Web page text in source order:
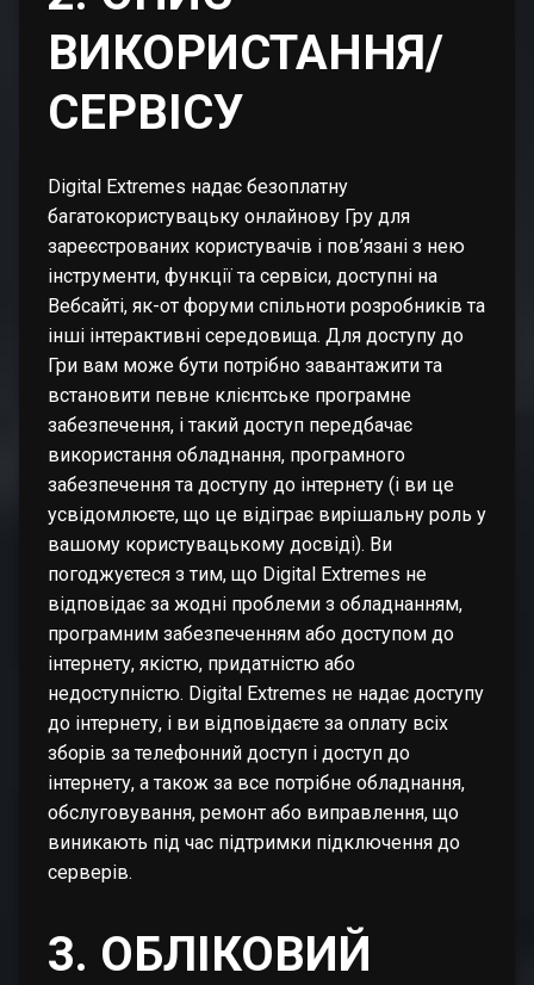
ВИКОРИСТАННЯ/
СЕРВІСУ
Digital Extremes надає безоплатну
багатокористувацьку онлайнову Гру для
зареєстрованих користувачів і пов’язані з нею
інструменти, функції та сервіси, доступні на
Вебсайті, як-от форуми спільноти розробників та
інші інтерактивні середовища. Для доступу до
Гри вам може бути потрібно завантажити та
встановити певне клієнтське програмне
забезпечення, і такий доступ передбачає
використання обладнання, програмного
забезпечення та доступу до інтернету (і ви це
усвідомлюєте, що це відіграє вирішальну роль у
вашому користувацькому досвіді). Ви
погоджуєтеся з тим, що Digital Extremes не
відповідає за жодні проблеми з обладнанням,
програмним забезпеченням або доступом до
інтернету, якістю, придатністю або
недоступністю. Digital Extremes не надає доступу
до інтернету, і ви відповідаєте за оплату всіх
зборів за телефонний доступ і доступ до
інтернету, а також за все потрібне обладнання,
обслуговування, ремонт або виправлення, що
виникають під час підтримки підключення до
серверів.
3. ОБЛІКОВИЙ